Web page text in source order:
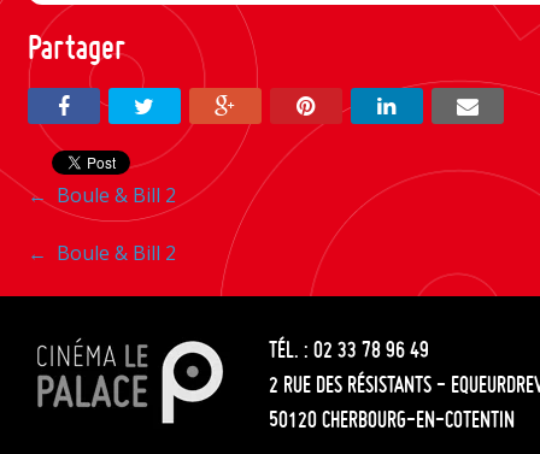
Partager
Navigation
entre
les
articles
← Boule & Bill 2
Navigation
entre
les
articles
← Boule & Bill 2
TÉL. : 02 33 78 96 49
2 RUE DES RÉSISTANTS -
50120 CHERBOURG-EN-COTENTIN